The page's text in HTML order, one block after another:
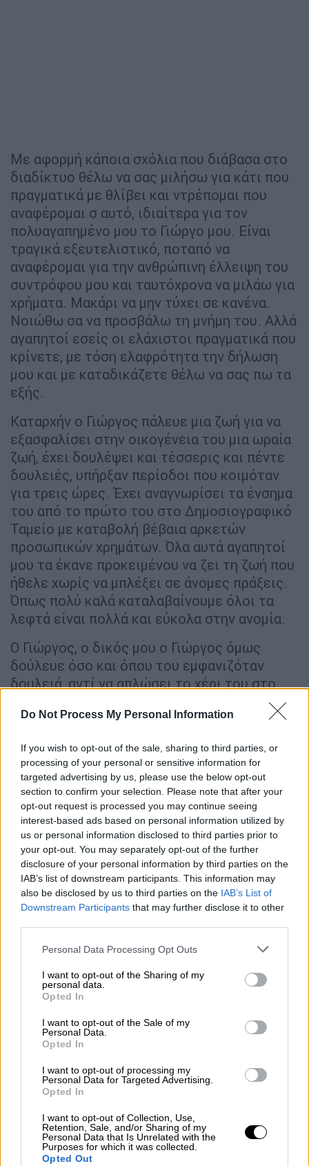
Do Not Process My Personal Information
If you wish to opt-out of the sale, sharing to third parties, or
processing of your personal or sensitive information for
targeted advertising by us, please use the below opt-out
section to confirm your selection. Please note that after your
opt-out request is processed you may continue seeing
interest-based ads based on personal information utilized by
us or personal information disclosed to third parties prior to
your opt-out. You may separately opt-out of the further
disclosure of your personal information by third parties on the
IAB’s list of downstream participants. This information may
also be disclosed by us to third parties on the IAB’s List of
Downstream Participants that may further disclose it to other
Please note that this website/app uses one or more Google
not limited to your visit or usage behaviour. You may click to
grant or deny consent to Google and its third-party tags to
use your data for below specified purposes in below Google
consent section.
Personal Data Processing Opt Outs
I want to opt-out of the Sharing of my
personal data.
Opted In
I want to opt-out of the Sale of my
Personal Data.
Opted In
I want to opt-out of processing my
Personal Data for Targeted Advertising.
Opted In
I want to opt-out of Collection, Use,
Retention, Sale, and/or Sharing of my
Personal Data that Is Unrelated with the
Purposes for which it was collected.
Opted Out
Με αφορμή κάποια σχόλια που διάβασα στο
διαδίκτυο θέλω να σας μιλήσω για κάτι που
πραγματικά με θλίβει και ντρέπομαι που
αναφέρομαι σ αυτό, ιδιαίτερα για τον
πολυαγαπημένο μου το Γιώργο μου. Είναι
τραγικά εξευτελιστικό, ποταπό να
αναφέρομαι για την ανθρώπινη έλλειψη του
συντρόφου μου και ταυτόχρονα να μιλάω για
χρήματα. Μακάρι να μην τύχει σε κανένα.
Νοιώθω σα να προσβάλω τη μνήμη του. Αλλά
αγαπητοί εσείς οι ελάχιστοι πραγματικά που
κρίνετε, με τόση ελαφρότητα την δήλωση
μου και με καταδικάζετε θέλω να σας πω τα
εξής.
Καταρχήν ο Γιώργος πάλευε μια ζωή για να
εξασφαλίσει στην οικογένεια του μια ωραία
ζωή, έχει δουλέψει και τέσσερις και πέντε
δουλειές, υπήρξαν περίοδοι που κοιμόταν
για τρεις ώρες. Έχει αναγνωρίσει τα ένσημα
του από το πρώτο του στο Δημοσιογραφικό
Ταμείο με καταβολή βέβαια αρκετών
προσωπικών χρημάτων. Όλα αυτά αγαπητοί
μου τα έκανε προκειμένου να ζει τη ζωή που
ήθελε χωρίς να μπλέξει σε άνομες πράξεις.
Όπως πολύ καλά καταλαβαίνουμε όλοι τα
λεφτά είναι πολλά και εύκολα στην ανομία.
Ο Γιώργος, ο δικός μου ο Γιώργος όμως
δούλευε όσο και όπου του εμφανιζόταν
δουλειά, αντί να απλώσει το χέρι του στο
βούρκο. Ίσως καταλαβαίνεται όλοι ότι μ'
αυτόν τον τρόπο θα είχε εξασφαλίσει την
διάλεξε το δύσκολο μονοπάτι αυτό της
δουλειάς. Έχω πει πολλές φορές ότι ήταν
εργάτης της δημοσιογραφίας και όντως
ήταν, αυτό που δεν ίσως δεν καταλαβαίνεται
ότι αυτό δεν τον κατατάσσει στον
εργαζόμενο των χιλίων ευρώ. Δήλωνε τα
πάντα γιατί ήθελε μια καλή σύνταξη, δούλευε
για την οικογένεια του, οι εισφορές του
ήταν υπερπολλαπλάσιες από ανθρώπων που
θα δουλέψουν για τρεις ζωές, αυτό το έκανε
κράτος. Έτσι λοιπόν στη μνήμη του Γιώργου
θεωρώ ατιμωτικό να είναι η σύνταξη του 400
Επίσης εξαιρετικά προσβλητικό για την
μνήμη του, για την καριέρα του, για την
προσωπικότητα την οποία είχε δείξει τόσα
χρόνια, είναι να αντιμετωπίζεται από το
κράτος σαν μια οποιαδήποτε δολοφονία . Το
όπου μπορούν να με ακούσουν, η δολοφονία
του Γιώργου είναι θεσμική, φίμωσαν την
ελευθεροτυπία και αυτό είναι ότι χειρότερο